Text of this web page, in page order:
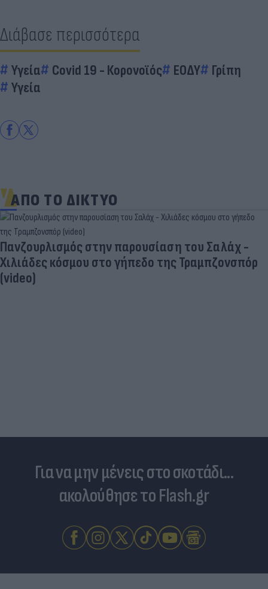
Διάβασε περισσότερα
Υγεία Covid 19 - Κορονοϊός ΕΟΔΥ
Γρίπη
Υγεία
ΑΠΟ ΤΟ ΔΙΚΤΥΟ
Πανζουρλισμός στην παρουσίαση του Σαλάχ -
Χιλιάδες κόσμου στο γήπεδο της Τραμπζονσπόρ
(video)
Για να μην μένεις στο σκοτάδι...
ακολούθησε το Flash.gr